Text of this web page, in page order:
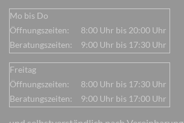
Mo bis Do
Öffnungszeiten:
8:00 Uhr bis 20:00 Uhr
Beratungszeiten:
9:00 Uhr bis 17:30 Uhr
Freitag
Öffnungszeiten:
8:00 Uhr bis 17:30 Uhr
Beratungszeiten:
9:00 Uhr bis 17:00 Uhr